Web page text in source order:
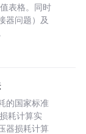
表格。同时
器问题）及
的国家标准
耗计算实
器损耗计算